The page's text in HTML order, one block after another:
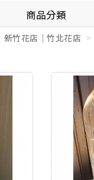
商品分類
竹花店｜竹北花店